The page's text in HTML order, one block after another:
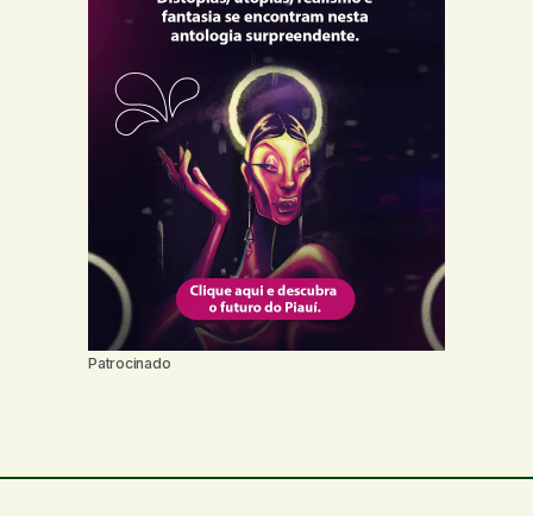
Patrocinado